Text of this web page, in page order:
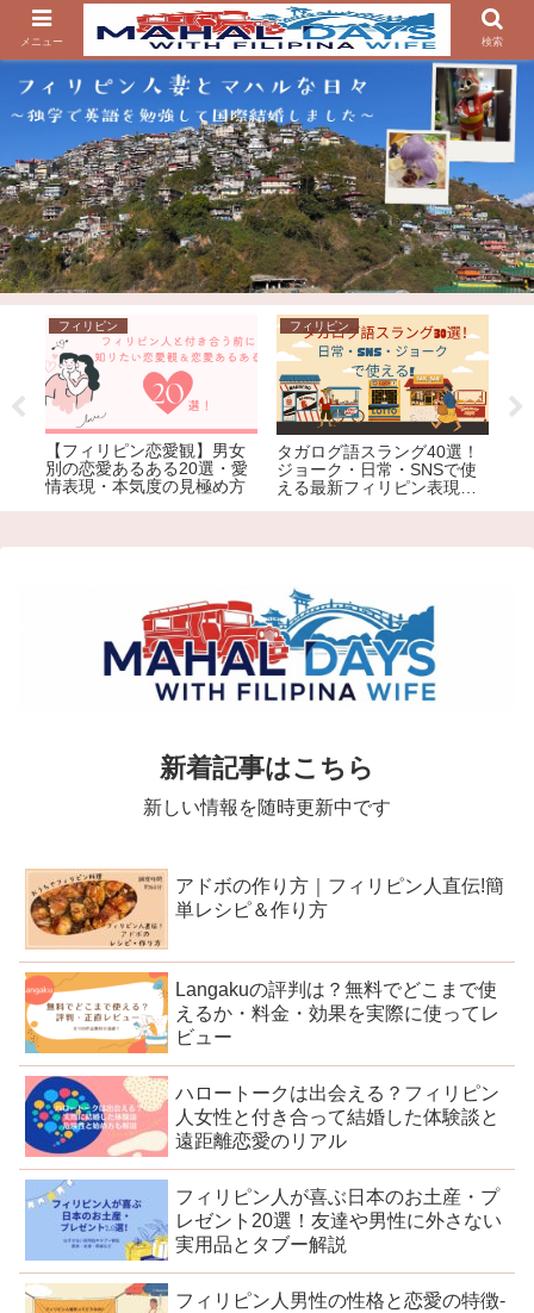
フィリピン
【フィリピン恋愛観】男女
別の恋愛あるある20選・愛
情表現・本気度の見極め方
フィリピン
タガログ語スラング40選！
ジョーク・日常・SNSで使
える最新フィリピン表現を
新着記事はこちら
新しい情報を随時更新中です
アドボの作り方｜フィリピン人直伝!簡
単レシピ＆作り方
Langakuの評判は？無料でどこまで使
えるか・料金・効果を実際に使ってレ
ビュー
ハロートークは出会える？フィリピン
人女性と付き合って結婚した体験談と
遠距離恋愛のリアル
フィリピン人が喜ぶ日本のお土産・プ
レゼント20選！友達や男性に外さない
実用品とタブー解説
フィリピン人男性の性格と恋愛の特徴-
メニュー 検索